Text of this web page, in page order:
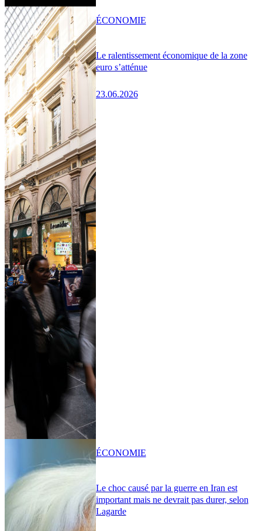
Le ralentissement économique de la zone
euro s’atténue
23.06.2026
ÉCONOMIE
Le choc causé par la guerre en Iran est
important mais ne devrait pas durer, selon
Lagarde
ÉCONOMIE